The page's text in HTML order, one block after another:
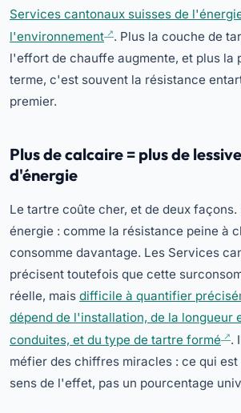
Services cantonaux suisses de
l'environnement
. Plus la couche de
l'effort de chauffe augmente, et plus la
terme, c'est souvent la résistance
premier.
Plus de calcaire = plus de
d'énergie
Le tartre coûte cher, et de deux façons.
énergie : comme la résistance peine à
consomme davantage. Les Services
précisent toutefois que cette
réelle, mais difficile à quantifier
dépend de l'installation, de la longueur
conduites, et du type de tartre formé
.
méfier des chiffres miracles : ce qui
sens de l'effet, pas un pourcentage